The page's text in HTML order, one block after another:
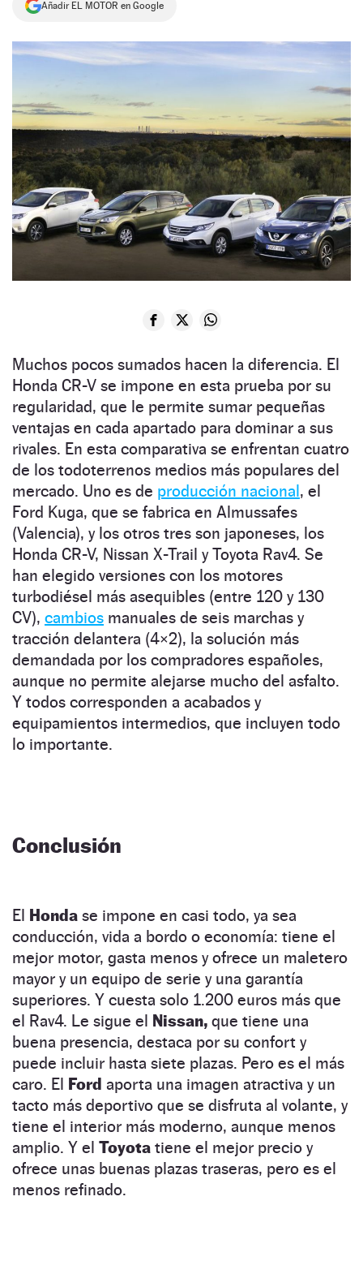
Añadir EL MOTOR en Google
Muchos pocos sumados hacen la diferencia. El
Honda CR-V se impone en esta prueba por su
regularidad, que le permite sumar pequeñas
ventajas en cada apartado para dominar a sus
rivales. En esta comparativa se enfrentan cuatro
de los todoterrenos medios más populares del
mercado. Uno es de producción nacional, el
Ford Kuga, que se fabrica en Almussafes
(Valencia), y los otros tres son japoneses, los
Honda CR-V, Nissan X-Trail y Toyota Rav4. Se
han elegido versiones con los motores
turbodiésel más asequibles (entre 120 y 130
CV), cambios manuales de seis marchas y
tracción delantera (4×2), la solución más
demandada por los compradores españoles,
aunque no permite alejarse mucho del asfalto.
Y todos corresponden a acabados y
equipamientos intermedios, que incluyen todo
lo importante.
Conclusión
El Honda se impone en casi todo, ya sea
conducción, vida a bordo o economía: tiene el
mejor motor, gasta menos y ofrece un maletero
mayor y un equipo de serie y una garantía
superiores. Y cuesta solo 1.200 euros más que
el Rav4. Le sigue el Nissan, que tiene una
buena presencia, destaca por su confort y
puede incluir hasta siete plazas. Pero es el más
caro. El Ford aporta una imagen atractiva y un
tacto más deportivo que se disfruta al volante, y
tiene el interior más moderno, aunque menos
amplio. Y el Toyota tiene el mejor precio y
ofrece unas buenas plazas traseras, pero es el
menos refinado.